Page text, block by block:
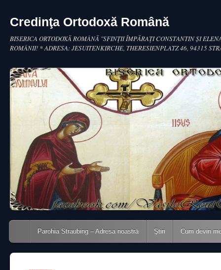
Credinţa Ortodoxă Română
BISERICA ORTODOXĂ ROMÂNĂ "SFINŢII ÎMPĂRAŢI CONSTANTIN ŞI
ROMÂNII! * ADRESA: JESUITENKIRCHE, THERESIENPLATZ 46, 94315
Main menu
Skip to content
Parohia Straubing – Adresa noastră Ştiri Cum devin